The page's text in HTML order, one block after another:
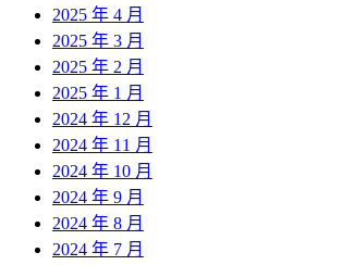
2025 年 4 月
2025 年 3 月
2025 年 2 月
2025 年 1 月
2024 年 12 月
2024 年 11 月
2024 年 10 月
2024 年 9 月
2024 年 8 月
2024 年 7 月